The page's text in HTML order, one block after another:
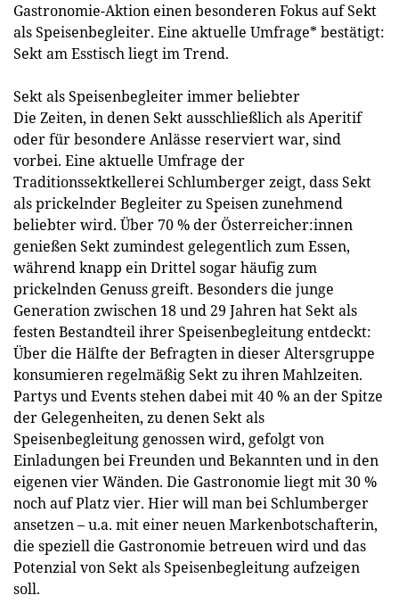
Gastronomie-Aktion einen besonderen Fokus auf Sekt
als Speisenbegleiter. Eine aktuelle Umfrage* bestätigt:
Sekt am Esstisch liegt im Trend.
Sekt als Speisenbegleiter immer beliebter
Die Zeiten, in denen Sekt ausschließlich als Aperitif
oder für besondere Anlässe reserviert war, sind
vorbei. Eine aktuelle Umfrage der
Traditionssektkellerei Schlumberger zeigt, dass Sekt
als prickelnder Begleiter zu Speisen zunehmend
beliebter wird. Über 70 % der Österreicher:innen
genießen Sekt zumindest gelegentlich zum Essen,
während knapp ein Drittel sogar häufig zum
prickelnden Genuss greift. Besonders die junge
Generation zwischen 18 und 29 Jahren hat Sekt als
festen Bestandteil ihrer Speisenbegleitung entdeckt:
Über die Hälfte der Befragten in dieser Altersgruppe
konsumieren regelmäßig Sekt zu ihren Mahlzeiten.
Partys und Events stehen dabei mit 40 % an der Spitze
der Gelegenheiten, zu denen Sekt als
Speisenbegleitung genossen wird, gefolgt von
Einladungen bei Freunden und Bekannten und in den
eigenen vier Wänden. Die Gastronomie liegt mit 30 %
noch auf Platz vier. Hier will man bei Schlumberger
ansetzen – u.a. mit einer neuen Markenbotschafterin,
die speziell die Gastronomie betreuen wird und das
Potenzial von Sekt als Speisenbegleitung aufzeigen
soll.